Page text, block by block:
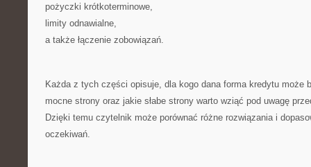
pożyczki krótkoterminowe,
limity odnawialne,
a także łączenie zobowiązań.
Każda z tych części opisuje, dla kogo dana forma kredytu może
mocne strony oraz jakie słabe strony warto wziąć pod uwagę
Dzięki temu czytelnik może porównać różne rozwiązania i
oczekiwań.